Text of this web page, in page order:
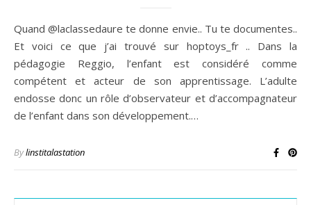
Quand @laclassedaure te donne envie.. Tu te documentes..
Et voici ce que j’ai trouvé sur hoptoys_fr .. Dans la
pédagogie Reggio, l’enfant est considéré comme
compétent et acteur de son apprentissage. L’adulte
endosse donc un rôle d’observateur et d’accompagnateur
de l’enfant dans son développement.…
Bylinstitalastation